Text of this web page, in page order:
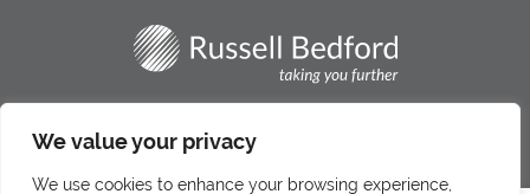
We value your privacy
We use cookies to enhance your browsing experience,
Underbiträden